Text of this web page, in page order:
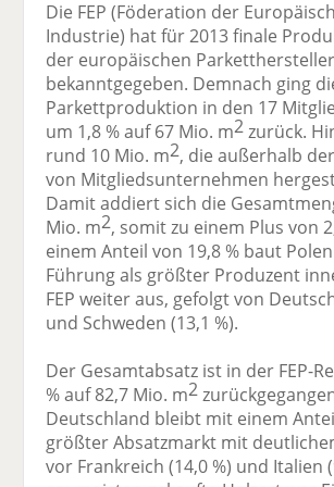
Die FEP (Föderation der
Industrie) hat für 2013 finale
der europäischen Parketthersteller
bekanntgegeben. Demnach ging
Parkettproduktion in den 17
um 1,8 % auf 67 Mio. m2zurück.
rund 10 Mio. m2, die außerhalb
von Mitgliedsunternehmen
Damit addiert sich die
Mio. m2, somit zu einem Plus von
einem Anteil von 19,8 % baut
Führung als größter Produzent
FEP weiter aus, gefolgt von
und Schweden (13,1 %).
Der Gesamtabsatz ist in der FEP-
% auf 82,7 Mio. m2
Deutschland bleibt mit einem
größter Absatzmarkt mit
vor Frankreich (14,0 %) und Italien